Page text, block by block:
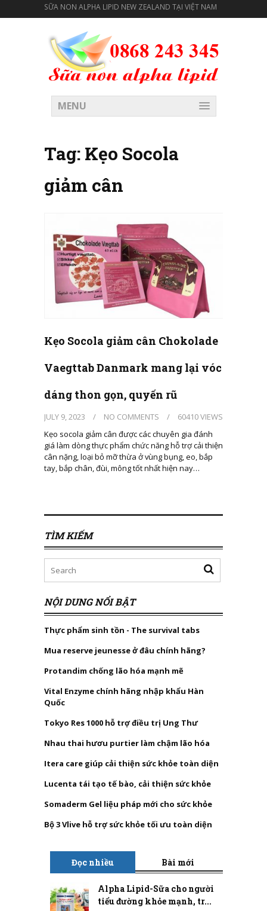
SỮA NON ALPHA LIPID NEW ZEALAND TẠI VIỆT NAM
MENU
Tag: Kẹo Socola
giảm cân
Kẹo Socola giảm cân Chokolade
Vaegttab Danmark mang lại vóc
dáng thon gọn, quyến rũ
JULY 9, 2023 / NO COMMENTS /
60410 VIEWS
Kẹo socola giảm cân được các chuyên gia đánh
giá làm dòng thực phẩm chức năng hỗ trợ cải thiện
cân nặng, loại bỏ mỡ thừa ở vùng bụng, eo, bắp
tay, bắp chân, đùi, mông tốt nhất hiện nay…
TÌM KIẾM
NỘI DUNG NỔI BẬT
Thực phẩm sinh tồn - The survival tabs
Mua reserve jeunesse ở đâu chính hãng?
Protandim chống lão hóa mạnh mẽ
Vital Enzyme chính hãng nhập khẩu Hàn
Quốc
Tokyo Res 1000 hỗ trợ điều trị Ung Thư
Nhau thai hươu purtier làm chậm lão hóa
Itera care giúp cải thiện sức khỏe toàn diện
Lucenta tái tạo tế bào, cải thiện sức khỏe
Somaderm Gel liệu pháp mới cho sức khỏe
Bộ 3 Vlive hỗ trợ sức khỏe tối ưu toàn diện
Đọc nhiều Bài mới
Alpha Lipid-Sữa cho người
tiểu đường khỏe mạnh, tr...